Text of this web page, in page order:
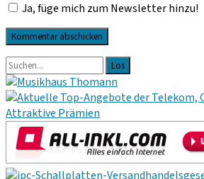
Ja, füge mich zum Newsletter hinzu!
Primäre
Sidebar
Suche
nach: